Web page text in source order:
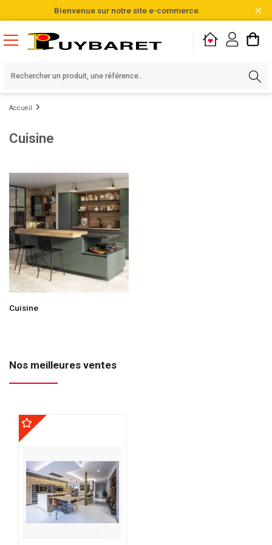
Bienvenue sur notre site e-commerce.
Accueil
Cuisine
Cuisine
Nos meilleures ventes